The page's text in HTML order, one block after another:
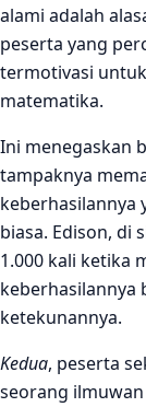
alami adalah
peserta yang
termotivasi
matematika.
Ini menegaskan
tampaknya
keberhasilannya
biasa. Edison, di
1.000 kali ketika
keberhasilannya
ketekunannya.
Kedua, peserta
seorang